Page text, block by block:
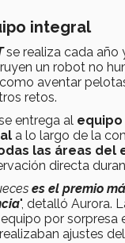
integral
se realiza cada año
un robot no
aventar
retos.
entrega al
a lo largo de la
las áreas del
directa
es el premio
", detalló Aurora.
por sorpresa
ajustes